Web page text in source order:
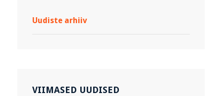
Uudiste arhiiv
VIIMASED UUDISED